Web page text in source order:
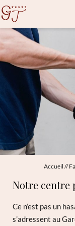
Accueil //
Notre
Ce n’est pas un
s’adressent au